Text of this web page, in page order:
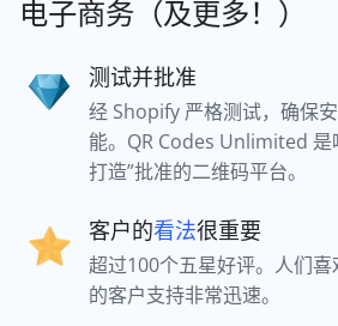
电子商务（及更多！）
测试并批准
经 Shopify 严格测试，确保
能。QR Codes Unlimited
打造”批准的二维码平台。
客户的看法很重要
超过100个五星好评。人们
的客户支持非常迅速。